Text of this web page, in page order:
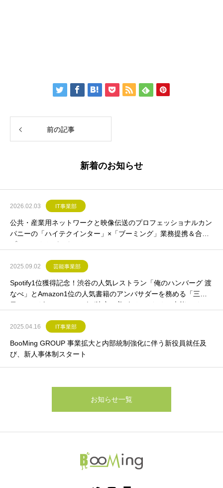
前の記事
新着のお知らせ
2026.02.03 IT事業部
公共・産業用ネットワークと映像伝送のプロフェッショナルカン
パニーの「ハイテクインター」×「ブーミング」業務提携＆合同
プロジェクトがスタート
2025.09.02 芸能事業部
Spotify1位獲得記念！渋谷の人気レストラン「俺のハンバーグ 渡
なべ」とAmazon1位の人気書籍のアンバサダーを務める「三代
目レッカザン 」のコラボが決定！美ボディのための本能スイッ
2025.04.16 IT事業部
BooMing GROUP 事業拡大と内部統制強化に伴う新役員就任及
び、新人事体制スタート
お知らせ一覧